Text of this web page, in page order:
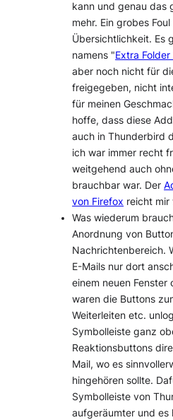
kann und genau das
mehr. Ein grobes
Übersichtlichkeit. Es
namens "Extra Folder
aber noch nicht für
freigegeben, nicht
für meinen
hoffe, dass diese
auch in Thunderbird
ich war immer recht
weitgehend auch
brauchbar war. Der
von Firefox reicht mir
Was wiederum
Anordnung von
Nachrichtenbereich.
E-Mails nur dort
einem neuen Fenster
waren die Buttons
Weiterleiten etc.
Symbolleiste ganz
Reaktionsbuttons
Mail, wo es
hingehören sollte.
Symbolleiste von
aufgeräumter und es